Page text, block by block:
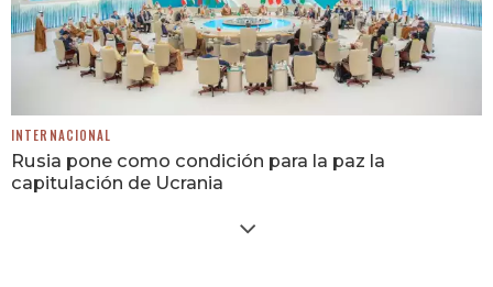
INTERNACIONAL
Rusia pone como condición para la paz la
capitulación de Ucrania